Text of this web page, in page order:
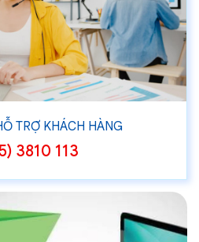
TRỢ KHÁCH HÀNG
3810 113